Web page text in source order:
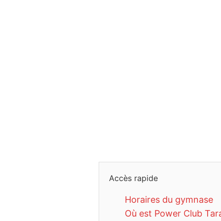
Accès rapide
Horaires du gymnase
Où est Power Club